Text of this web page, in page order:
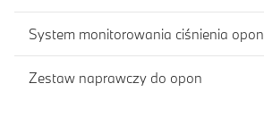
System monitorowania ciśnienia opon
Zestaw naprawczy do opon